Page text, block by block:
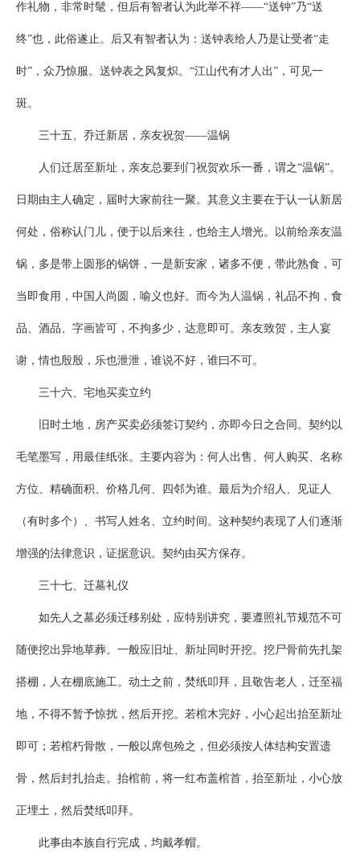
作礼物，非常时髦，但后有智者认为此举不祥——“送钟”乃“送
终”也，此俗遂止。后又有智者认为：送钟表给人乃是让受者“走
时”，众乃惊服。送钟表之风复炽。“江山代有才人出”，可见一
斑。
三十五、乔迁新居，亲友祝贺——温锅
人们迁居至新址，亲友总要到门祝贺欢乐一番，谓之“温锅”。
日期由主人确定，届时大家前往一聚。其意义主要在于认一认新居
何处，俗称认门儿，便于以后来往，也给主人增光。以前给亲友温
锅，多是带上圆形的锅饼，一是新安家，诸多不便，带此熟食，可
当即食用，中国人尚圆，喻义也好。而今为人温锅，礼品不拘，食
品、酒品、字画皆可，不拘多少，达意即可。亲友致贺，主人宴
谢，情也殷殷，乐也泄泄，谁说不好，谁曰不可。
三十六、宅地买卖立约
旧时土地，房产买卖必须签订契约，亦即今日之合同。契约以
毛笔墨写，用最佳纸张。主要内容为：何人出售、何人购买、名称
方位、精确面积、价格几何、四邻为谁。最后为介绍人、见证人
（有时多个）、书写人姓名、立约时间。这种契约表现了人们逐渐
增强的法律意识，证据意识。契约由买方保存。
三十七、迁墓礼仪
如先人之墓必须迁移别处，应特别讲究，要遵照礼节规范不可
随便挖出异地草葬。一般应旧址、新址同时开挖。挖尸骨前先扎架
搭棚，人在棚底施工。动土之前，焚纸叩拜，且敬告老人，迁至福
地，不得不暂予惊扰，然后开挖。若棺木完好，小心起出抬至新址
即可；若棺朽骨散，一般以席包殓之，但必须按人体结构安置遗
骨，然后封扎抬走。抬棺前，将一红布盖棺首，抬至新址，小心放
正埋土，然后焚纸叩拜。
此事由本族自行完成，均戴孝帽。